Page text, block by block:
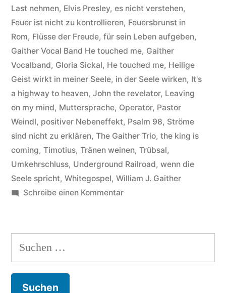
of
joy“
Last nehmen, Elvis Presley, es nicht verstehen,
Feuer ist nicht zu kontrollieren, Feuersbrunst in
Rom, Flüsse der Freude, für sein Leben aufgeben,
Gaither Vocal Band He touched me, Gaither
Vocalband, Gloria Sickal, He touched me, Heilige
Geist wirkt in meiner Seele, in der Seele wirken, It's
a highway to heaven, John the revelator, Leaving
on my mind, Muttersprache, Operator, Pastor
Weindl, positiver Nebeneffekt, Psalm 98, Ströme
sind nicht zu erklären, The Gaither Trio, the king is
coming, Timotius, Tränen weinen, Trübsal,
Umkehrschluss, Underground Railroad, wenn die
Seele spricht, Whitegospel, William J. Gaither
Schreibe einen Kommentarzu
Band
Hintergründe
Suchen
nach: